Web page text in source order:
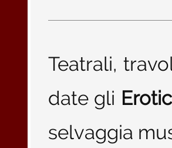
Teatrali,
date gli
selvaggia